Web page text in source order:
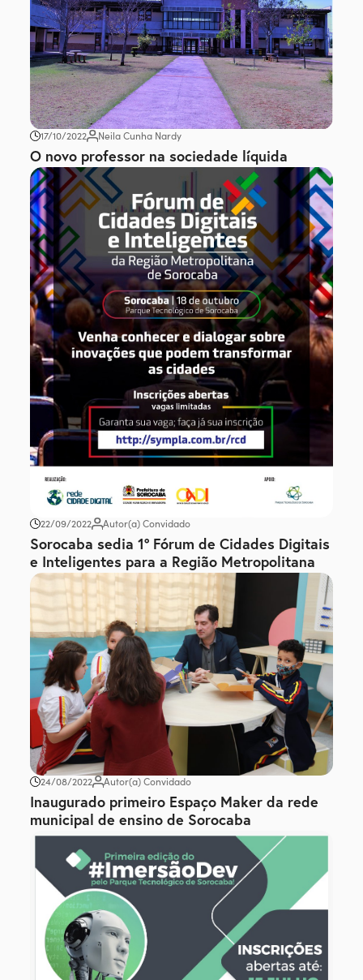
17/10/2022 Neila Cunha Nardy
O novo professor na sociedade líquida
22/09/2022 Autor(a) Convidado
Sorocaba sedia 1º Fórum de Cidades Digitais
e Inteligentes para a Região Metropolitana
24/08/2022 Autor(a) Convidado
Inaugurado primeiro Espaço Maker da rede
municipal de ensino de Sorocaba